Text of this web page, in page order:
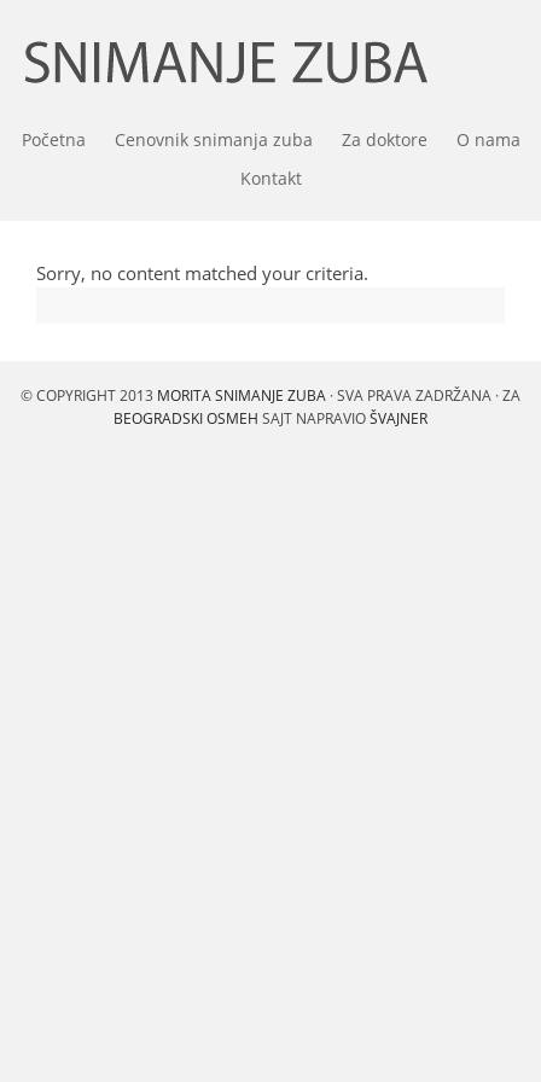
Početna Cenovnik snimanja zuba Za doktore
O nama
Kontakt
Sorry, no content matched your criteria.
© COPYRIGHT 2013 MORITA SNIMANJE ZUBA · SVA PRAVA ZADRŽANA · ZA
BEOGRADSKI OSMEH SAJT NAPRAVIOŠVAJNER